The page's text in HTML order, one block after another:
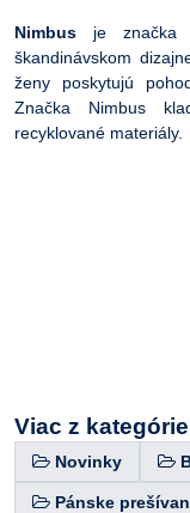
Nimbus je značka
škandinávskom
ženy poskytujú
Značka Nimbus
recyklované materiály.
Viac z kategórie
Novinky
Pánske